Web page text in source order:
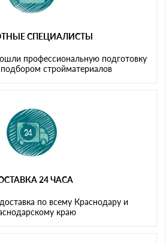
СПЕЦИАЛИСТЫ
профессиональную подготовку
стройматериалов
24 ЧАСА
по всему Краснодару и
краю